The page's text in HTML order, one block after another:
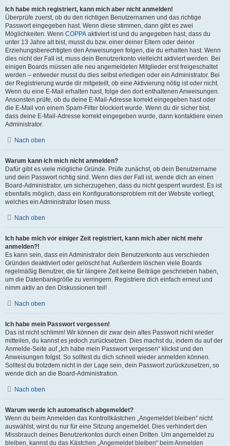
Ich habe mich registriert, kann mich aber nicht anmelden!
Überprüfe zuerst, ob du den richtigen Benutzernamen und das richtige
Passwort eingegeben hast. Wenn diese stimmen, dann gibt es zwei
Möglichkeiten. Wenn COPPA aktiviert ist und du angegeben hast, dass du
unter 13 Jahre alt bist, musst du bzw. einer deiner Eltern oder deiner
Erziehungsberechtigten den Anweisungen folgen, die du erhalten hast. Wenn
dies nicht der Fall ist, muss dein Benutzerkonto vielleicht aktiviert werden. Bei
einigen Boards müssen alle neu angemeldeten Mitglieder erst freigeschaltet
werden – entweder musst du dies selbst erledigen oder ein Administrator. Bei
der Registrierung wurde dir mitgeteilt, ob eine Aktivierung nötig ist oder nicht.
Wenn du eine E-Mail erhalten hast, folge den dort enthaltenen Anweisungen.
Ansonsten prüfe, ob du deine E-Mail-Adresse korrekt eingegeben hast oder
die E-Mail von einem Spam-Filter blockiert wurde. Wenn du dir sicher bist,
dass deine E-Mail-Adresse korrekt eingegeben wurde, dann kontaktiere einen
Administrator.
Nach oben
Warum kann ich mich nicht anmelden?
Dafür gibt es viele mögliche Gründe. Prüfe zunächst, ob dein Benutzername
und dein Passwort richtig sind. Wenn dies der Fall ist, wende dich an einen
Board-Administrator, um sicherzugehen, dass du nicht gesperrt wurdest. Es ist
ebenfalls möglich, dass ein Konfigurationsproblem mit der Website vorliegt,
welches ein Administrator lösen muss.
Nach oben
Ich habe mich vor einiger Zeit registriert, kann mich aber nicht mehr
anmelden?!
Es kann sein, dass ein Administrator dein Benutzerkonto aus verschieden
Gründen deaktiviert oder gelöscht hat. Außerdem löschen viele Boards
regelmäßig Benutzer, die für längere Zeit keine Beiträge geschrieben haben,
um die Datenbankgröße zu verringern. Registriere dich einfach erneut und
nimm aktiv an den Diskussionen teil!
Nach oben
Ich habe mein Passwort vergessen!
Das ist nicht schlimm! Wir können dir zwar dein altes Passwort nicht wieder
mitteilen, du kannst es jedoch zurücksetzen. Dies machst du, indem du auf der
Anmelde-Seite auf „Ich habe mein Passwort vergessen“ klickst und den
Anweisungen folgst. So solltest du dich schnell wieder anmelden können.
Solltest du trotzdem nicht in der Lage sein, dein Passwort zurückzusetzen, so
wende dich an die Board-Administration.
Nach oben
Warum werde ich automatisch abgemeldet?
Wenn du beim Anmelden das Kontrollkästchen „Angemeldet bleiben“ nicht
auswählst, wirst du nur für eine Sitzung angemeldet. Dies verhindert den
Missbrauch deines Benutzerkontos durch einen Dritten. Um angemeldet zu
bleiben, kannst du das Kästchen „Angemeldet bleiben“ beim Anmelden